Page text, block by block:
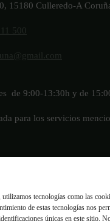
tecnologías como las
de estas tecnologías nos
únicas en este sitio.
15180 Culleredo-A
500
de 9:00-13:30h y de
para los servicios